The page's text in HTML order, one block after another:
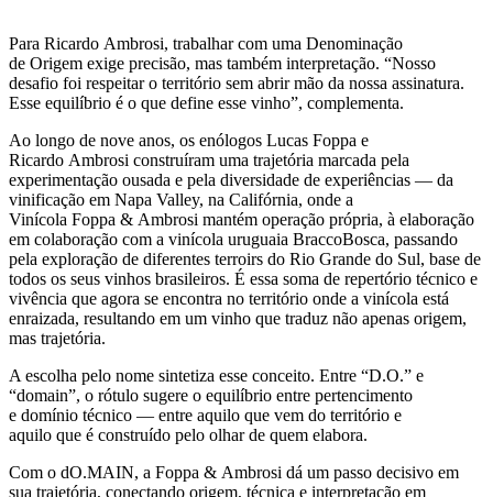
Para Ricardo Ambrosi, trabalhar com uma Denominação
de Origem exige precisão, mas também interpretação. “Nosso
desafio foi respeitar o território sem abrir mão da nossa assinatura.
Esse equilíbrio é o que define esse vinho”, complementa.
Ao longo de nove anos, os enólogos Lucas Foppa e
Ricardo Ambrosi construíram uma trajetória marcada pela
experimentação ousada e pela diversidade de experiências — da
vinificação em Napa Valley, na Califórnia, onde a
Vinícola Foppa & Ambrosi mantém operação própria, à elaboração
em colaboração com a vinícola uruguaia BraccoBosca, passando
pela exploração de diferentes terroirs do Rio Grande do Sul, base de
todos os seus vinhos brasileiros. É essa soma de repertório técnico e
vivência que agora se encontra no território onde a vinícola está
enraizada, resultando em um vinho que traduz não apenas origem,
mas trajetória.
A escolha pelo nome sintetiza esse conceito. Entre “D.O.” e
“domain”, o rótulo sugere o equilíbrio entre pertencimento
e domínio técnico — entre aquilo que vem do território e
aquilo que é construído pelo olhar de quem elabora.
Com o dO.MAIN, a Foppa & Ambrosi dá um passo decisivo em
sua trajetória, conectando origem, técnica e interpretação em